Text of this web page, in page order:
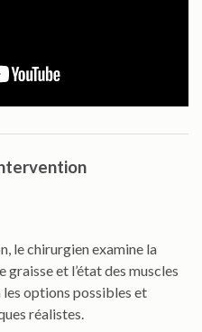
le chirurgien examine la
et l’état des muscles
options possibles et
réalistes.